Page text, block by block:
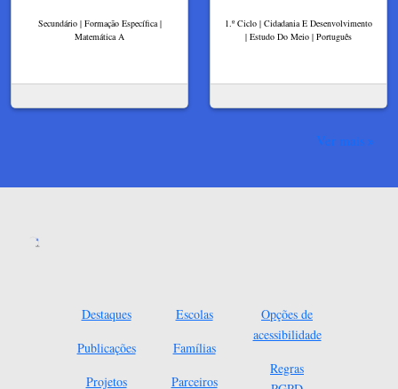
Secundário | Formação Específica |
Matemática A
1.º Ciclo | Cidadania E Desenvolvimento
| Estudo Do Meio | Português
Ver mais
Destaques
Publicações
Projetos
Escolas
Famílias
Parceiros
Opções de
acessibilidade
Regras